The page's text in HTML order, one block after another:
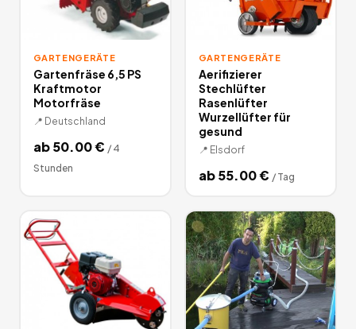
GARTENGERÄTE
Gartenfräse 6,5 PS
Kraftmotor
Motorfräse
📍 Deutschland
ab50.00€ / 4
Stunden
GARTENGERÄTE
Aerifizierer
Stechlüfter
Rasenlüfter
Wurzellüfter für
gesund
📍 Elsdorf
ab55.00€ / Tag